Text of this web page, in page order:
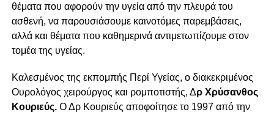
θέματα που αφορούν την υγεία από την πλευρά του
ασθενή, να παρουσιάσουμε καινοτόμες παρεμβάσεις,
αλλά και θέματα που καθημερινά αντιμετωπίζουμε στον
τομέα της υγείας.
Καλεσμένος της εκπομπής Περί Υγείας, ο διακεκριμένος
Ουρολόγος χειρούργος και ρομποτιστής, Δρ Χρύσανθος
Κουριεύς.Ο Δρ Κουριεύς αποφοίτησε το 1997 από την